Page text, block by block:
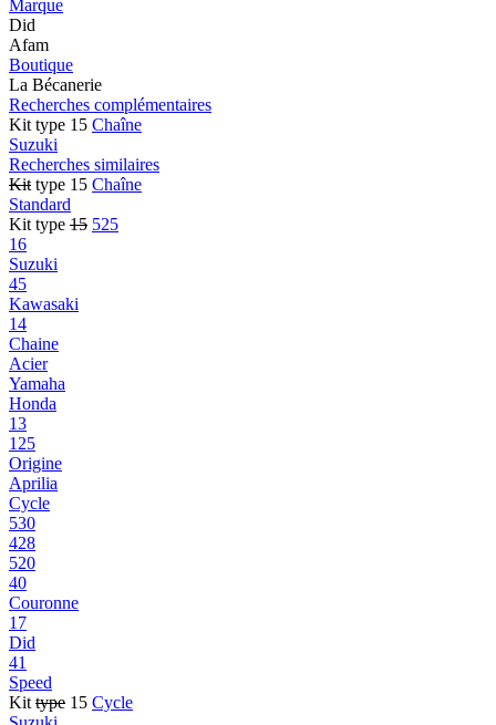
Marque
Did
Afam
Boutique
La Bécanerie
Recherches complémentaires
Kit type 15 Chaîne
Suzuki
Recherches similaires
Kit type 15 Chaîne
Standard
Kit type 15 525
16
Suzuki
45
Kawasaki
14
Chaine
Acier
Yamaha
Honda
13
125
Origine
Aprilia
Cycle
530
428
520
40
Couronne
17
Did
41
Speed
Kit type 15 Cycle